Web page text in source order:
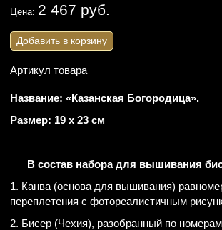
Цена: 2 467 руб.
Добавить в корзину
Артикул товара
Название: «Казанская Богородица».
Размер: 19 х 23 см
В состав набора для вышивания
1. Канва (основа для вышивания)
переплетения с фотореалистичным
2. Бисер (Чехия), разобранный по